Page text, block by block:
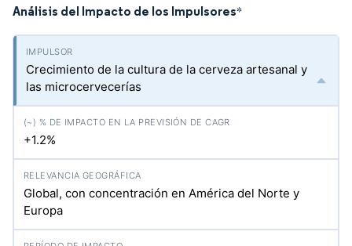
Análisis del Impacto de los Impulsores*
Crecimiento de la cultura de la cerveza artesanal y
las microcervecerías
+1.2%
Global, con concentración en América del Norte y
Europa